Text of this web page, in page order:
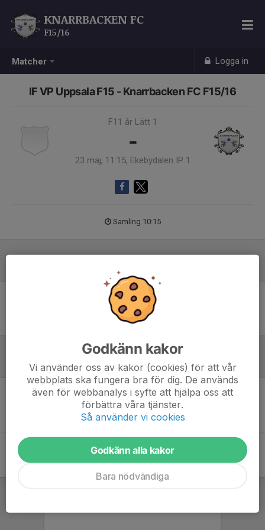
Matcher Logga in
KNARRBACKEN FC
F15/16
IF VP Uppsala F15 - Knarrbacken FC F15/16
F11 år Lätt 1
-
23 maj, 11:15, Ekebydalen IP 1
Samling 10:15
Ingen uppställning ifylld
Referat
Inget referat skrivet
Godkänn kakor
Vi använder oss av kakor (cookies) för att vår
webbplats ska fungera bra för dig. De används
även för webbanalys i syfte att hjälpa oss att
förbättra våra tjänster.
Så använder vi cookies
Godkänn alla kakor
Bara nödvändiga